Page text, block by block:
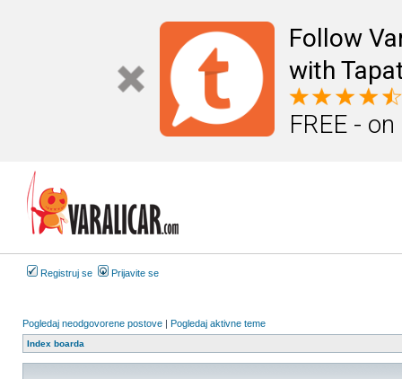
Follow
with
FREE -
Registruj se Prijavite se
Pogledaj neodgovorene postove | Pogledaj aktivne teme
Index boarda